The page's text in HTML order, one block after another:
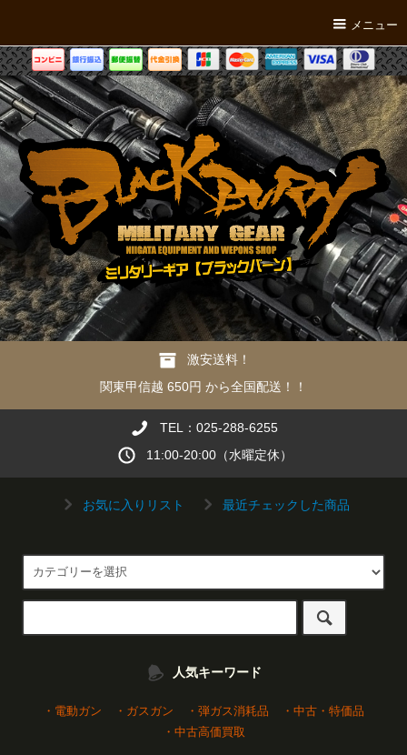
メニュー
激安送料！
関東甲信越 650円 から全国配送！！
TEL：025-288-6255
11:00-20:00（水曜定休）
お気に入りリスト 最近チェックした商品
人気キーワード
・電動ガン ・ガスガン ・弾ガス消耗品
・中古・特価品
・中古高価買取